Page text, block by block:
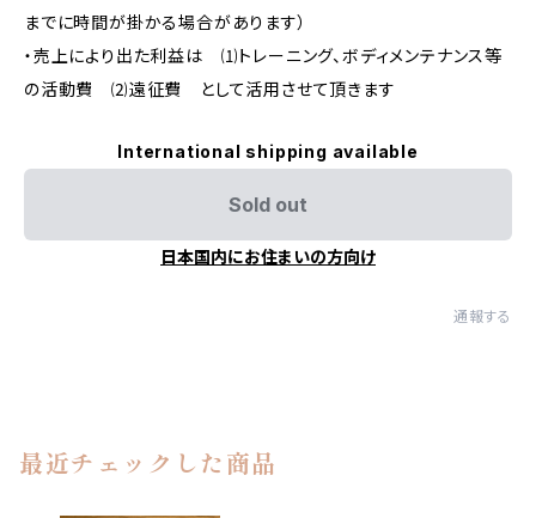
までに時間が掛かる場合があります）
・売上により出た利益は ⑴トレーニング、ボディメンテナンス等
の活動費 ⑵遠征費 として活用させて頂きます
International shipping available
Sold out
日本国内にお住まいの方向け
通報する
最近チェックした商品